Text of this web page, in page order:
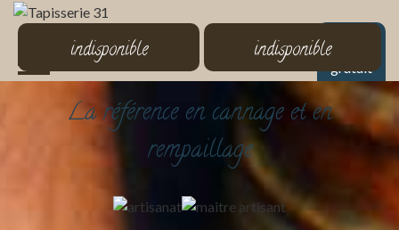
Devis
gratuit
indisponible indisponible
La référence en cannage et en
rempaillage